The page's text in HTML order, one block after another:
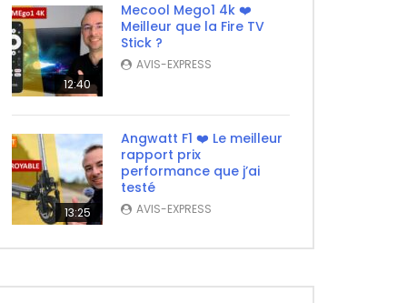
12:40
Mecool Mego1 4k ❤️
Meilleur que la Fire TV
Stick ?
AVIS-EXPRESS
13:25
Angwatt F1 ❤️ Le meilleur
rapport prix
performance que j’ai
testé
AVIS-EXPRESS